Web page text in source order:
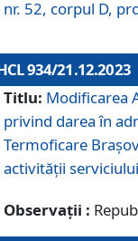
nr. 52, corpul D,
934/21.12.2023
Titlu: Modificarea
privind darea în
Termoficare
activităţii
Observații :